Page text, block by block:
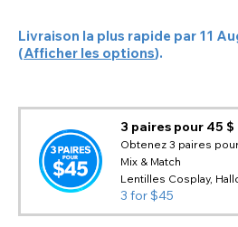
Livraison la plus rapide par 11
(Afficher les options).
3 paires pour 45 $
Obtenez 3 paires
Mix & Match
Lentilles Cosplay,
3 for $45